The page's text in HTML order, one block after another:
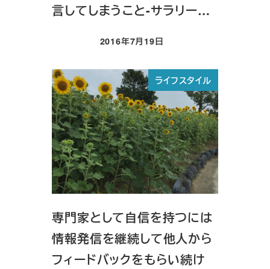
言してしまうこと-サラリー…
投稿日
2016年7月19日
ライフスタイル
専門家として自信を持つには
情報発信を継続して他人から
フィードバックをもらい続け